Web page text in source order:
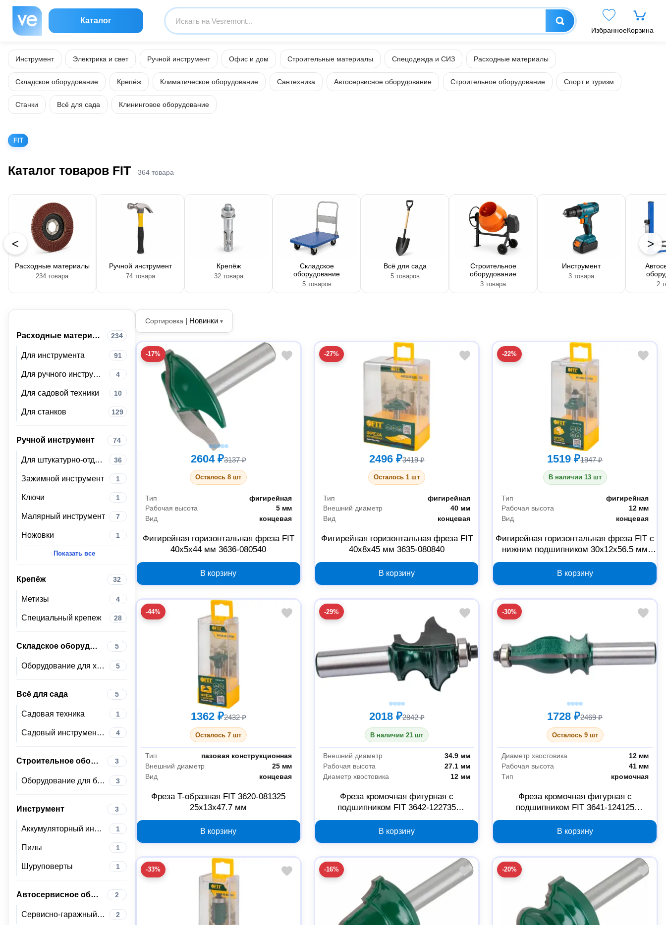
Каталог
ИзбранноеКорзина
Инструмент Электрика и свет Ручной инструмент Офис и дом Строительные материалы Спецодежда и СИЗ Расходные материалы
Складское оборудование Крепёж Климатическое оборудование Сантехника Автосервисное оборудование Строительное оборудование Спорт и туризм
Станки Всё для сада Клининговое оборудование
FIT
Каталог товаров FIT 364 товара
< >
Расходные материалы
234 товара
Ручной инструмент
74 товара
Крепёж
32 товара
Складское
оборудование
5 товаров
Всё для сада
5 товаров
Строительное
оборудование
3 товара
Инструмент
3 товара
2
Расходные материалы 234
Для инструмента 91
Для ручного инструмента 4
Для садовой техники 10
Для станков 129
Ручной инструмент 74
Для штукатурно-отделочных работ 36
Зажимной инструмент 1
Ключи 1
Малярный инструмент 7
Ножовки 1
Показать все
Крепёж 32
Метизы 4
Специальный крепеж 28
Складское оборудование 5
Оборудование для хранения 5
Всё для сада 5
Садовая техника 1
Садовый инструмент и инвентарь 4
Строительное оборудование 3
Оборудование для бетонных работ 3
Инструмент 3
Аккумуляторный инструмент 1
Пилы 1
Шуруповерты 1
Автосервисное оборудование 2
Сервисно-гаражный инструмент 2
Сортировка | Новинки ▾
-17%
2604 ₽3137 ₽
Осталось 8 шт
Тип
фигирейная
Рабочая высота
5 мм
Вид
концевая
Фигирейная горизонтальная фреза FIT
40x5x44 мм 3636-080540
В корзину
-27%
2496 ₽3419 ₽
Осталось 1 шт
Тип
фигирейная
Внешний диаметр
40 мм
Вид
концевая
Фигирейная горизонтальная фреза FIT
40x8x45 мм 3635-080840
В корзину
-22%
1519 ₽1947 ₽
В наличии 13 шт
Тип
фигирейная
Рабочая высота
12 мм
Вид
концевая
Фигирейная горизонтальная фреза FIT с
нижним подшипником 30x12x56.5 мм
3630-081230
В корзину
-44%
1362 ₽2432 ₽
Осталось 7 шт
Тип
пазовая конструкционная
Внешний диаметр
25 мм
Вид
концевая
Фреза T-образная FIT 3620-081325
25x13x47.7 мм
В корзину
-29%
2018 ₽2842 ₽
В наличии 21 шт
Внешний диаметр
34.9 мм
Рабочая высота
27.1 мм
Диаметр хвостовика
12 мм
Фреза кромочная фигурная с
подшипником FIT 3642-122735
34.9х27.1х72.4 мм
В корзину
-30%
1728 ₽2469 ₽
Осталось 9 шт
Диаметр хвостовика
12 мм
Рабочая высота
41 мм
Тип
кромочная
Фреза кромочная фигурная с
подшипником FIT 3641-124125
25.4х41х85 мм
В корзину
-33% -16% -20%